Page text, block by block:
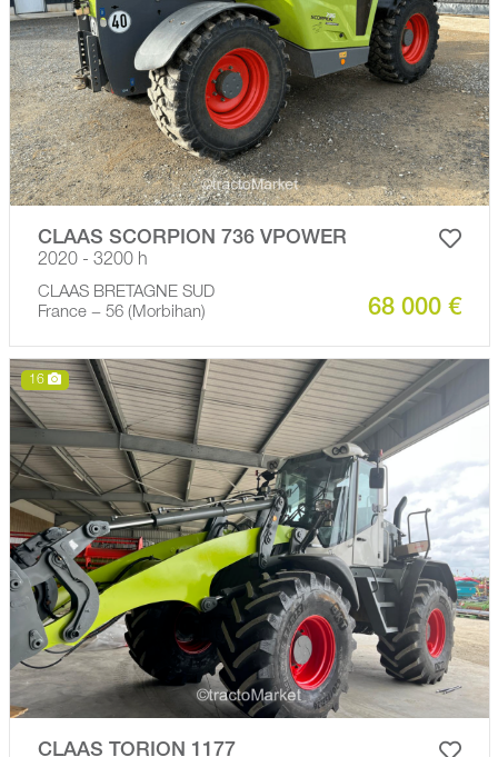
CLAAS SCORPION 736 VPOWER
2020 - 3200 h
CLAAS BRETAGNE SUD
France − 56 (Morbihan)
68 000 €
16
CLAAS TORION 1177